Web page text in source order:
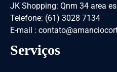
JK Shopping: Qnm 34 area
Telefone: (61) 3028 7134
E-mail :
Serviços